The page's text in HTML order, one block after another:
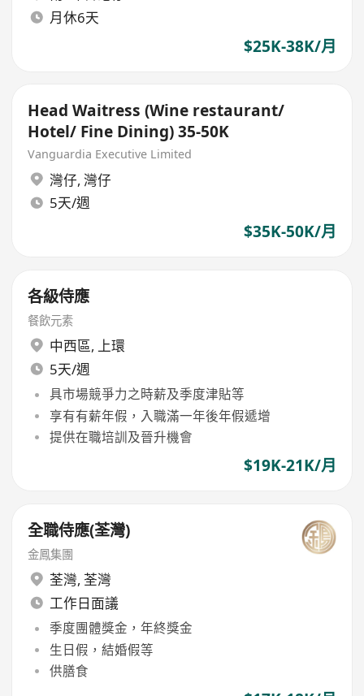
月休6天
$25K-38K/月
Head Waitress (Wine restaurant/
Hotel/ Fine Dining) 35-50K
Vanguardia Executive Limited
灣仔, 灣仔
5天/週
$35K-50K/月
各級侍應
餐飲元素
中西區, 上環
5天/週
具市場競爭力之時薪及季度津貼等
享有有薪年假，入職滿一年後年假遞增
提供在職培訓及晉升機會
$19K-21K/月
全職侍應(荃灣)
金鳳集團
荃灣, 荃灣
工作日面議
季度團體獎金，年終獎金
生日假，結婚假等
供膳食